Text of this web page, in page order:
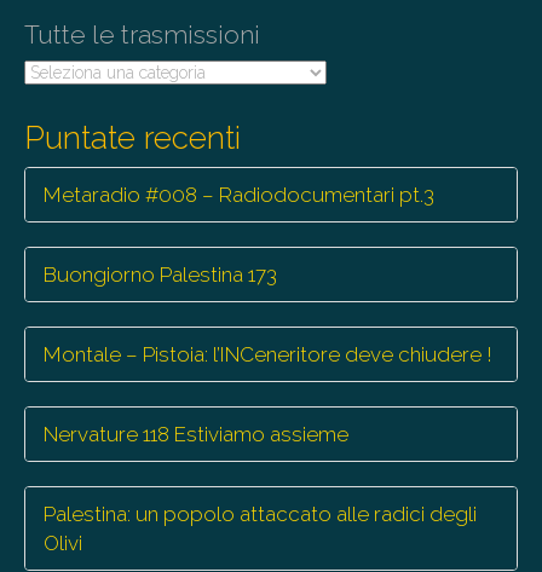
o
n
Tutte le trasmissioni
Tutte
Puntate recenti
Metaradio #008 – Radiodocumentari pt.3
Buongiorno Palestina 173
Montale – Pistoia: l’INCeneritore deve chiudere !
Nervature 118 Estiviamo assieme
Palestina: un popolo attaccato alle radici degli
Olivi